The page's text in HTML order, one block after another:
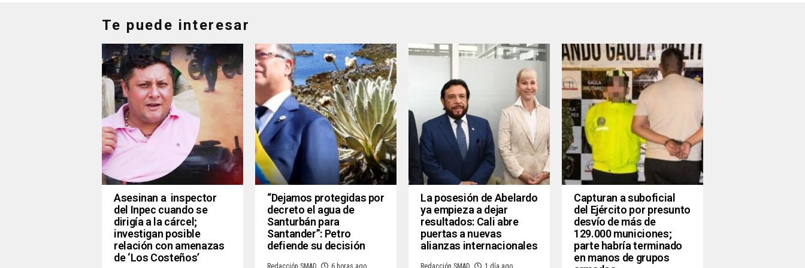
Te puede interesar
Asesinan a inspector
del Inpec cuando se
dirigía a la cárcel;
investigan posible
relación con amenazas
de ‘Los Costeños’
“Dejamos protegidas por
decreto el agua de
Santurbán para
Santander”: Petro
defiende su decisión
Redacción SMAD 6 horas ago
La posesión de Abelardo
ya empieza a dejar
resultados: Cali abre
puertas a nuevas
alianzas internacionales
Redacción SMAD 1 día ago
Capturan a suboficial
del Ejército por presunto
desvío de más de
129.000 municiones;
parte habría terminado
en manos de grupos